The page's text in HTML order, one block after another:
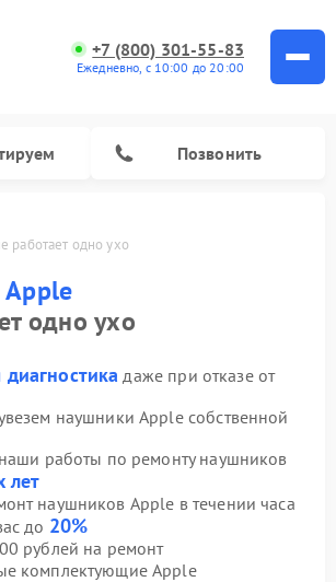
+7 (800) 301-55-83
Ежедневно, с 10:00 до 20:00
Позвонить
работает одно ухо
Apple
одно ухо
диагностика даже при отказе от
наушники Apple собственной
работы по ремонту наушников
лет
наушников Apple в течении часа
до 20%
рублей на ремонт
комплектующие Apple